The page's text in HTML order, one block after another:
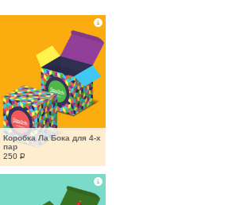
Коробка Ла Бока для 4-х
пар
250 Р